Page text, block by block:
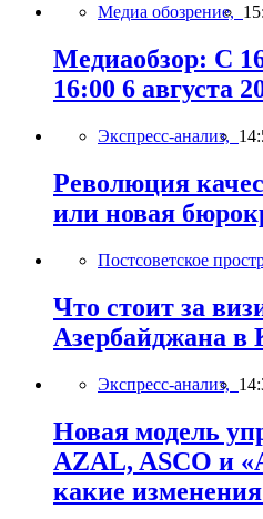
Медиа обозрение,
Медиаобзор: С
16:00 6 августа
Экспресс-анализ,
Революция
или новая
Постсоветское
Что стоит за
Азербайджана в
Экспресс-анализ,
Новая модель
AZAL, ASCO и
какие изменения